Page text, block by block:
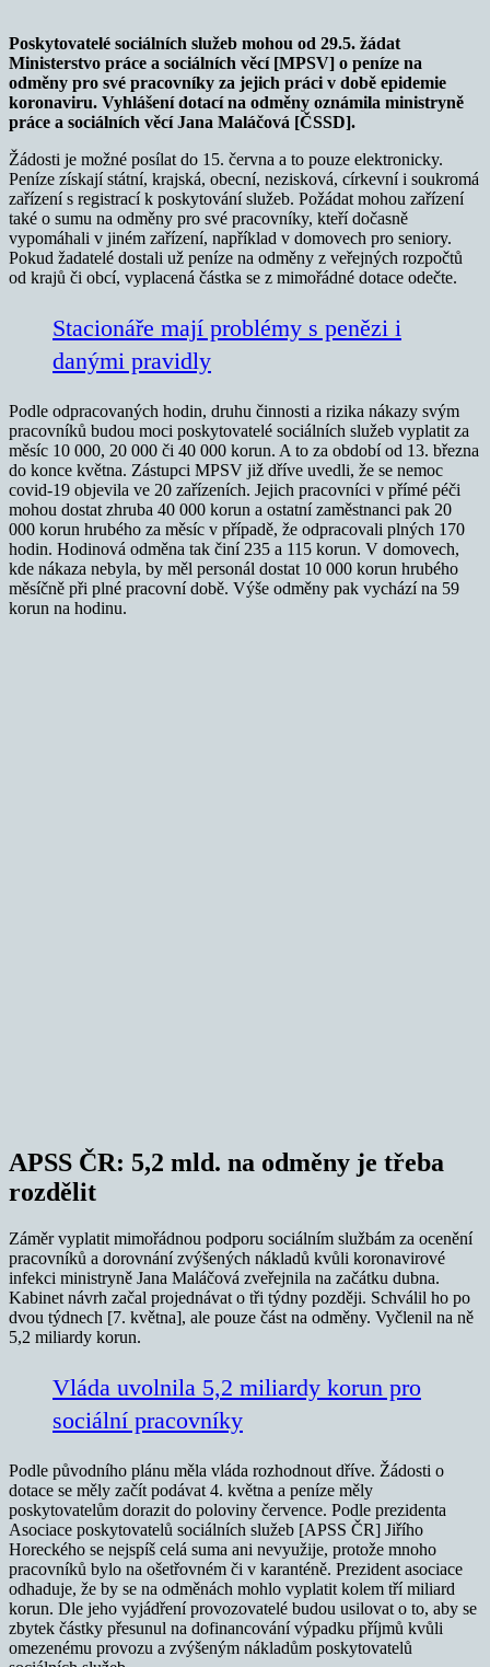
Poskytovatelé sociálních služeb mohou od 29.5. žádat
Ministerstvo práce a sociálních věcí [MPSV] o peníze na
odměny pro své pracovníky za jejich práci v době epidemie
koronaviru. Vyhlášení dotací na odměny oznámila ministryně
práce a sociálních věcí Jana Maláčová [ČSSD].
Žádosti je možné posílat do 15. června a to pouze elektronicky.
Peníze získají státní, krajská, obecní, nezisková, církevní i soukromá
zařízení s registrací k poskytování služeb. Požádat mohou zařízení
také o sumu na odměny pro své pracovníky, kteří dočasně
vypomáhali v jiném zařízení, například v domovech pro seniory.
Pokud žadatelé dostali už peníze na odměny z veřejných rozpočtů
od krajů či obcí, vyplacená částka se z mimořádné dotace odečte.
Stacionáře mají problémy s penězi i
danými pravidly
Podle odpracovaných hodin, druhu činnosti a rizika nákazy svým
pracovníků budou moci poskytovatelé sociálních služeb vyplatit za
měsíc 10 000, 20 000 či 40 000 korun. A to za období od 13. března
do konce května. Zástupci MPSV již dříve uvedli, že se nemoc
covid-19 objevila ve 20 zařízeních. Jejich pracovníci v přímé péči
mohou dostat zhruba 40 000 korun a ostatní zaměstnanci pak 20
000 korun hrubého za měsíc v případě, že odpracovali plných 170
hodin. Hodinová odměna tak činí 235 a 115 korun. V domovech,
kde nákaza nebyla, by měl personál dostat 10 000 korun hrubého
měsíčně při plné pracovní době. Výše odměny pak vychází na 59
korun na hodinu.
APSS ČR: 5,2 mld. na odměny je třeba
rozdělit
Záměr vyplatit mimořádnou podporu sociálním službám za ocenění
pracovníků a dorovnání zvýšených nákladů kvůli koronavirové
infekci ministryně Jana Maláčová zveřejnila na začátku dubna.
Kabinet návrh začal projednávat o tři týdny později. Schválil ho po
dvou týdnech [7. května], ale pouze část na odměny. Vyčlenil na ně
5,2 miliardy korun.
Vláda uvolnila 5,2 miliardy korun pro
sociální pracovníky
Podle původního plánu měla vláda rozhodnout dříve. Žádosti o
dotace se měly začít podávat 4. května a peníze měly
poskytovatelům dorazit do poloviny července. Podle prezidenta
Asociace poskytovatelů sociálních služeb [APSS ČR] Jiřího
Horeckého se nejspíš celá suma ani nevyužije, protože mnoho
pracovníků bylo na ošetřovném či v karanténě. Prezident asociace
odhaduje, že by se na odměnách mohlo vyplatit kolem tří miliard
korun. Dle jeho vyjádření provozovatelé budou usilovat o to, aby se
zbytek částky přesunul na dofinancování výpadku příjmů kvůli
omezenému provozu a zvýšeným nákladům poskytovatelů